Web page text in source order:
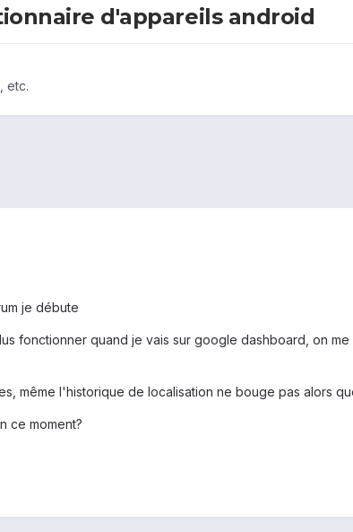
d'appareils android
etc.
je débute
fonctionner quand je vais sur google dashboard, on
même l'historique de localisation ne bouge pas alors
ce moment?